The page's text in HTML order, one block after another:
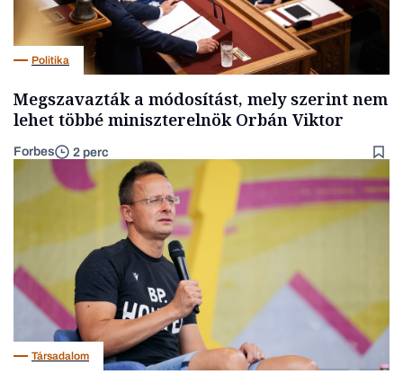
Politika
Megszavazták a módosítást, mely szerint nem
lehet többé miniszterelnök Orbán Viktor
Forbes 2 perc
Társadalom